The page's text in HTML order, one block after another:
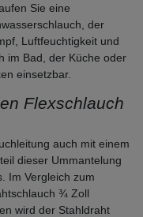
Sie eine
der
Luftfeuchtigkeit und
im Bad, der Küche oder
einsetzbar.
Flexschlauch
auch mit einem
dieser Ummantelung
Im Vergleich zum
¾ Zoll
wird der Stahldraht